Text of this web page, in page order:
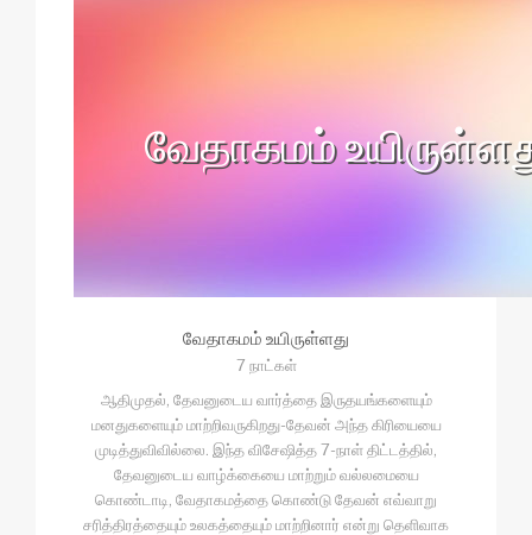
வேதாகமம்
வேதாகமம் உயிருள்ளது
7 நாட்கள்
ஆதிமுதல், தேவனுடைய வார்த்தை இருதயங்களையும்
மனதுகளையும் மாற்றிவருகிறது-தேவன் அந்த கிரியையை
முடித்துவிவில்லை. இந்த விசேஷித்த 7-நாள் திட்டத்தில்,
தேவனுடைய வாழ்க்கையை மாற்றும் வல்லமையை
கொண்டாடி, வேதாகமத்தை கொண்டு தேவன் எவ்வாறு
சரித்திரத்தையும் உலகத்தையும் மாற்றினார் என்று தெளிவாக